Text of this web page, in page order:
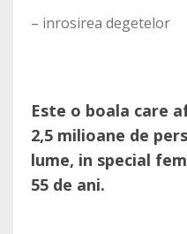
– inrosirea degetelor
Este o boala care
2,5 milioane de
lume, in special
55 de ani.